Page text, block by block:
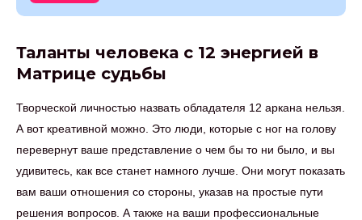
Таланты человека с 12 энергией в
Матрице судьбы
Творческой личностью назвать обладателя 12 аркана нельзя.
А вот креативной можно. Это люди, которые с ног на голову
перевернут ваше представление о чем бы то ни было, и вы
удивитесь, как все станет намного лучше. Они могут показать
вам ваши отношения со стороны, указав на простые пути
решения вопросов. А также на ваши профессиональные